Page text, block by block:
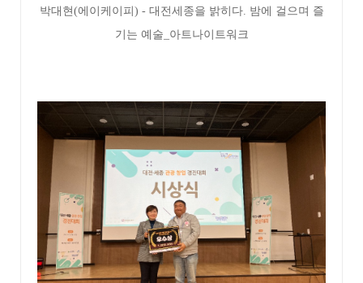
박대현(에이케이피) - 대전세종을 밝히다. 밤에 걸으며 즐
기는 예술_아트나이트워크